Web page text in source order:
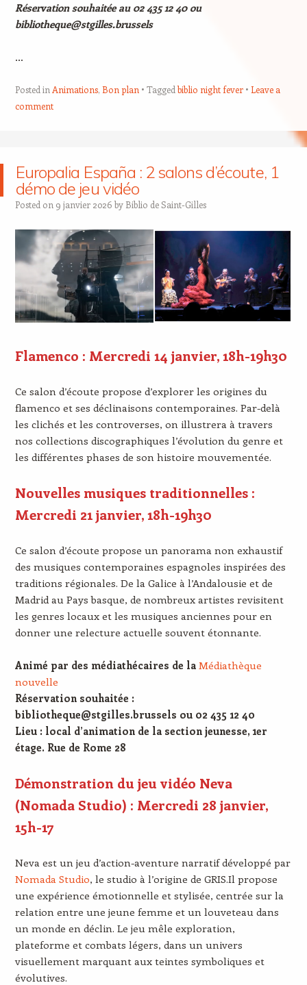
Réservation souhaitée au 02 435 12 40 ou
bibliotheque@stgilles.brussels
…
Posted in Animations, Bon plan Taggedbiblio night fever
Leave a
comment
Europalia España : 2 salons d’écoute, 1
démo de jeu vidéo
Posted on 9 janvier 2026 by Biblio de Saint-Gilles
Flamenco : Mercredi 14 janvier, 18h-19h30
Ce salon d’écoute propose d’explorer les origines du
flamenco et ses déclinaisons contemporaines. Par-delà
les clichés et les controverses, on illustrera à travers
nos collections discographiques l’évolution du genre et
les différentes phases de son histoire mouvementée.
Nouvelles musiques traditionnelles :
Mercredi 21 janvier, 18h-19h30
Ce salon d’écoute propose un panorama non exhaustif
des musiques contemporaines espagnoles inspirées des
traditions régionales. De la Galice à l’Andalousie et de
Madrid au Pays basque, de nombreux artistes revisitent
les genres locaux et les musiques anciennes pour en
donner une relecture actuelle souvent étonnante.
Animé par des médiathécaires de la Médiathèque
nouvelle
Réservation souhaitée :
bibliotheque@stgilles.brussels ou 02 435 12 40
Lieu : local d’animation de la section jeunesse, 1er
étage. Rue de Rome 28
Démonstration du jeu vidéo Neva
(Nomada Studio) : Mercredi 28 janvier,
15h-17
Neva est un jeu d’action-aventure narratif développé par
Nomada Studio, le studio à l’origine de GRIS.Il propose
une expérience émotionnelle et stylisée, centrée sur la
relation entre une jeune femme et un louveteau dans
un monde en déclin. Le jeu mêle exploration,
plateforme et combats légers, dans un univers
visuellement marquant aux teintes symboliques et
évolutives.